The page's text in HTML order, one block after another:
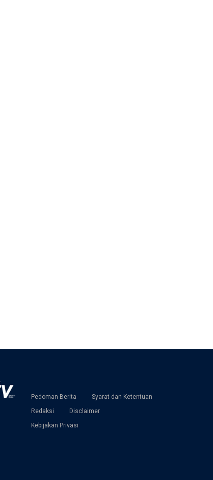
Pedoman Berita
Syarat dan Ketentuan
Redaksi
Disclaimer
Kebijakan Privasi